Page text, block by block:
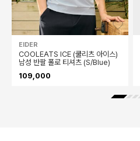
EIDER
COOLEATS ICE (쿨리츠 아이스)
남성 반팔 폴로 티셔츠 (S/Blue)
109,000